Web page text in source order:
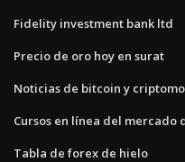
Fidelity investment bank ltd
Precio de oro hoy en surat
Noticias de bitcoin y
Cursos en línea del mercado
Tabla de forex de hielo